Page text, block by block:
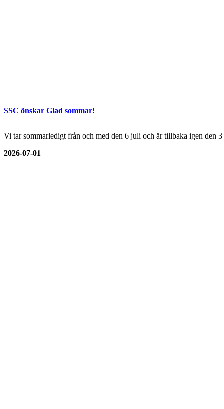
SSC önskar Glad sommar!
Vi tar sommarledigt från och med den 6 juli och är tillbaka igen den
2026-07-01